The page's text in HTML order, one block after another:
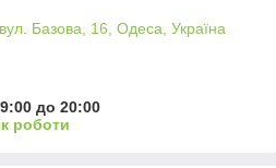
Базова, 16, Одеса, Україна
до 20:00
роботи